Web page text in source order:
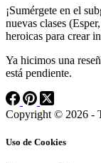
¡Sumérgete en el
nuevas clases
heroicas para crear
Ya hicimos una
está pendiente.
Copyright © 2026 -
Uso de Cookies